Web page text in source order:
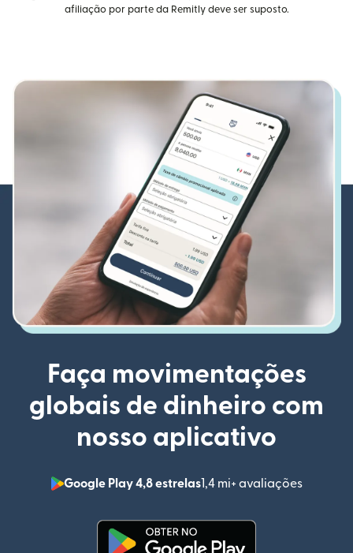
afiliação por parte da Remitly deve ser suposto.
Faça movimentações
globais de dinheiro com
nosso aplicativo
Google Play 4,8 estrelas1,4 mi+ avaliações
(abre